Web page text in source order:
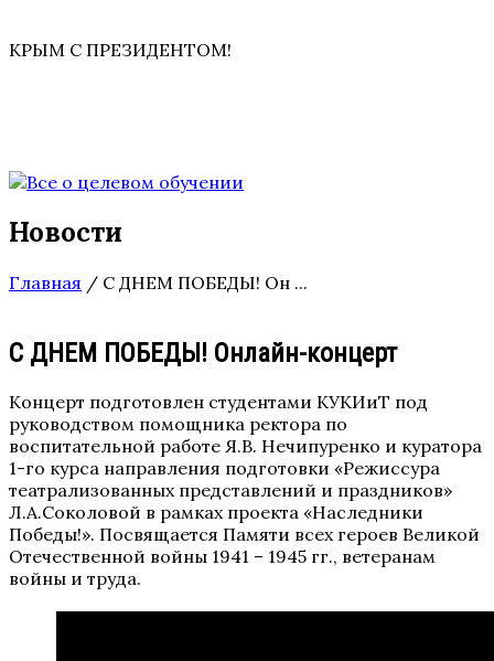
КРЫМ С ПРЕЗИДЕНТОМ!
Новости
Главная / С ДНЕМ ПОБЕДЫ! Он ...
С ДНЕМ ПОБЕДЫ! Онлайн-концерт
Концерт подготовлен студентами КУКИиТ под
руководством помощника ректора по
воспитательной работе Я.В. Нечипуренко и куратора
1-го курса направления подготовки «Режиссура
театрализованных представлений и праздников»
Л.А.Соколовой в рамках проекта «Наследники
Победы!». Посвящается Памяти всех героев Великой
Отечественной войны 1941 – 1945 гг., ветеранам
войны и труда.